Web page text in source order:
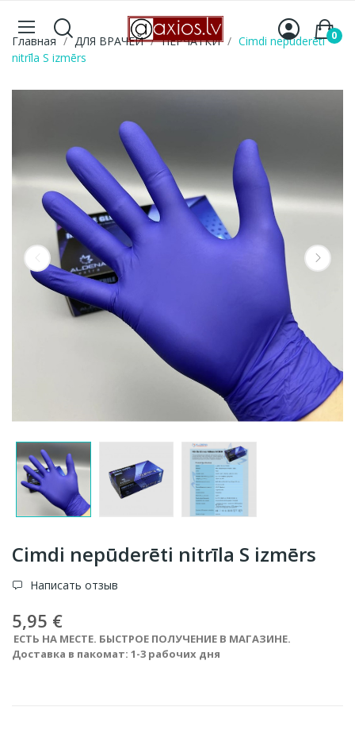
0
Главная ДЛЯ ВРАЧЕЙ ПЕРЧАТКИ
Cimdi nepūderēti
nitrīla S izmērs
Cimdi nepūderēti nitrīla S izmērs
Написать отзыв
5,95 €
ЕСТЬ НА МЕСТЕ. БЫСТРОЕ ПОЛУЧЕНИЕ В МАГАЗИНЕ.
Доставка в пакомат: 1-3 рабочих дня